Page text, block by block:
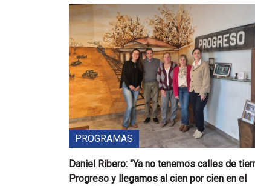
PROGRAMAS
Daniel Ribero: "Ya no tenemos calles de
Progreso y llegamos al cien por cien en el